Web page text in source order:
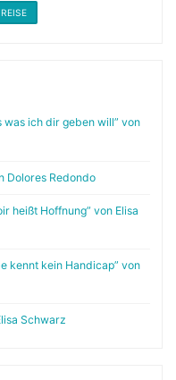
was ich dir geben will” von
Dolores Redondo
heißt Hoffnung” von Elisa
kennt kein Handicap” von
Schwarz